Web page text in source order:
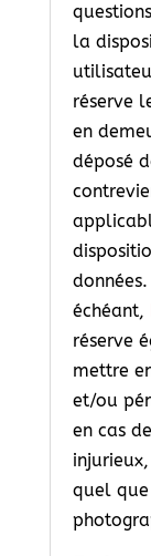
la
réserve
en
déposé
échéant,
réserve
mettre
et/ou
en cas
quel